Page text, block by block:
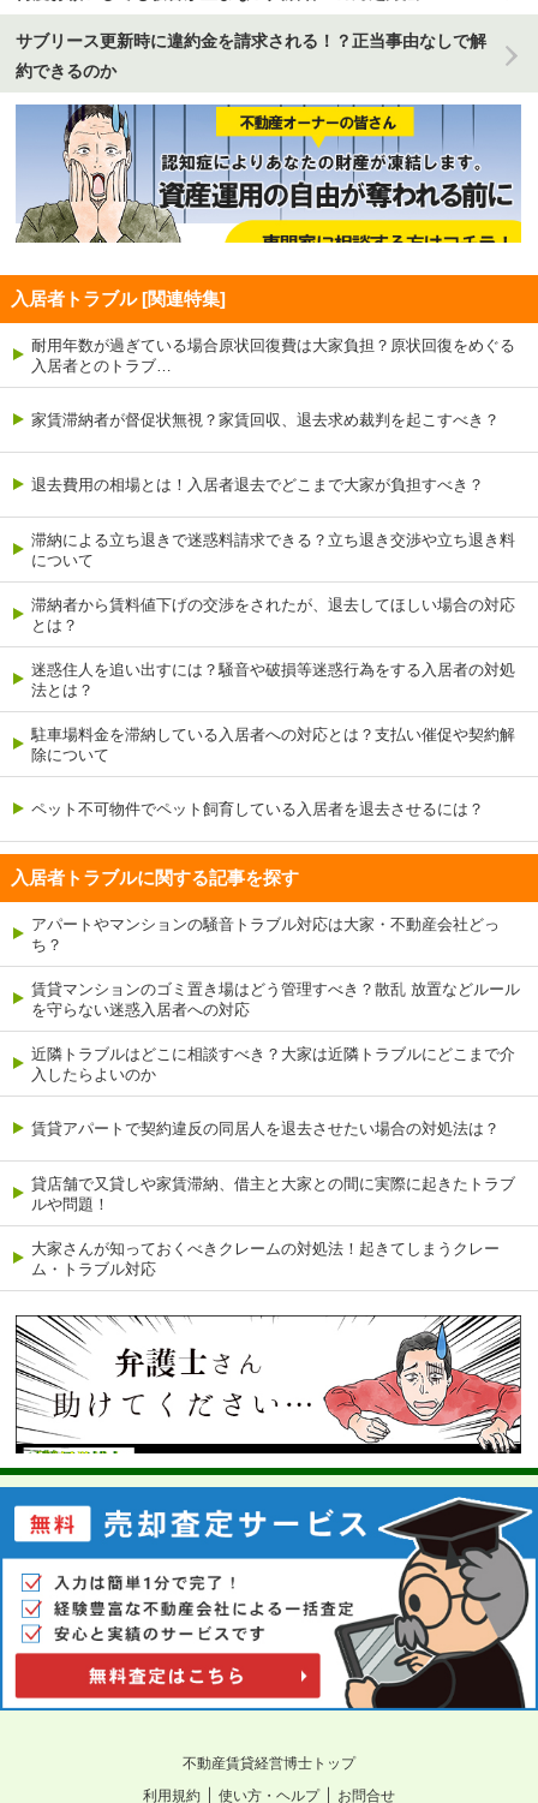
サブリース更新時に違約金を請求される！？正当事由なしで解
約できるのか
入居者トラブル [関連特集]
耐用年数が過ぎている場合原状回復費は大家負担？原状回復をめぐる
入居者とのトラブ…
家賃滞納者が督促状無視？家賃回収、退去求め裁判を起こすべき？
退去費用の相場とは！入居者退去でどこまで大家が負担すべき？
滞納による立ち退きで迷惑料請求できる？立ち退き交渉や立ち退き料
について
滞納者から賃料値下げの交渉をされたが、退去してほしい場合の対応
とは？
迷惑住人を追い出すには？騒音や破損等迷惑行為をする入居者の対処
法とは？
駐車場料金を滞納している入居者への対応とは？支払い催促や契約解
除について
ペット不可物件でペット飼育している入居者を退去させるには？
入居者トラブルに関する記事を探す
アパートやマンションの騒音トラブル対応は大家・不動産会社どっ
ち？
賃貸マンションのゴミ置き場はどう管理すべき？散乱 放置などルール
を守らない迷惑入居者への対応
近隣トラブルはどこに相談すべき？大家は近隣トラブルにどこまで介
入したらよいのか
賃貸アパートで契約違反の同居人を退去させたい場合の対処法は？
貸店舗で又貸しや家賃滞納、借主と大家との間に実際に起きたトラブ
ルや問題！
大家さんが知っておくべきクレームの対処法！起きてしまうクレー
ム・トラブル対応
不動産賃貸経営博士トップ
利用規約 ｜ 使い方・ヘルプ｜ お問合せ